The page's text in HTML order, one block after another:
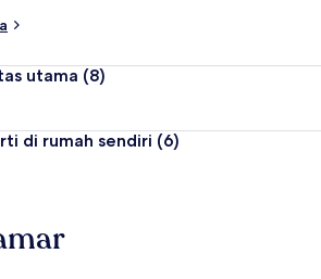
utama (8)
di rumah sendiri (6)